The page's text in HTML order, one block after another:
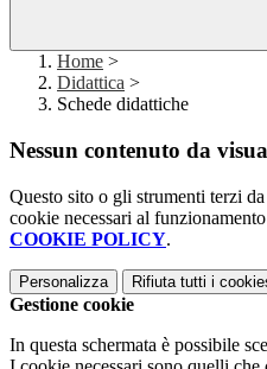
Home >
Didattica >
Schede didattiche
Nessun contenuto da
Questo sito o gli strumenti terzi
cookie necessari al
COOKIE POLICY.
Personalizza Rifiuta tutti i
Gestione cookie
In questa schermata è possibile